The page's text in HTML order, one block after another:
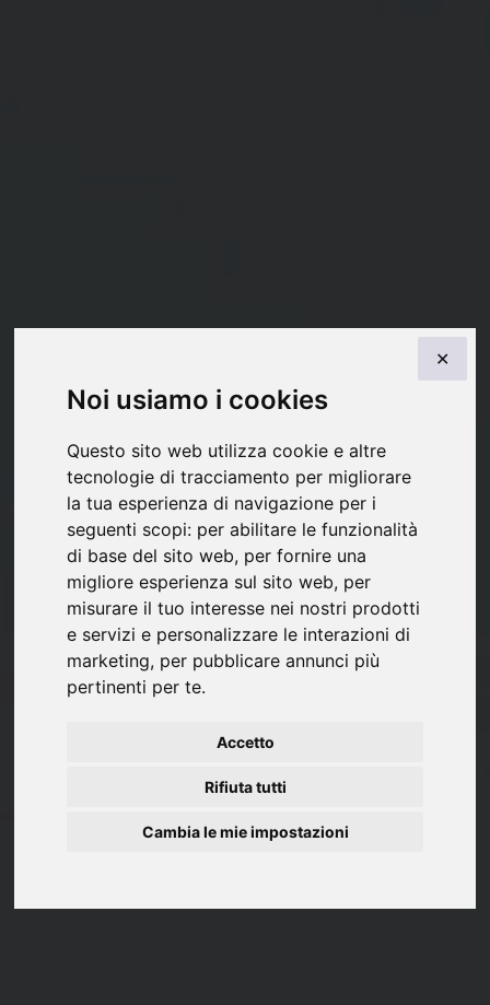
Noi usiamo i cookies
Questo sito web utilizza cookie e altre
tecnologie di tracciamento per migliorare
la tua esperienza di navigazione per i
seguenti scopi: per abilitare le funzionalità
di base del sito web, per fornire una
migliore esperienza sul sito web, per
misurare il tuo interesse nei nostri prodotti
e servizi e personalizzare le interazioni di
marketing, per pubblicare annunci più
pertinenti per te.
Accetto
Rifiuta tutti
Cambia le mie impostazioni
✕